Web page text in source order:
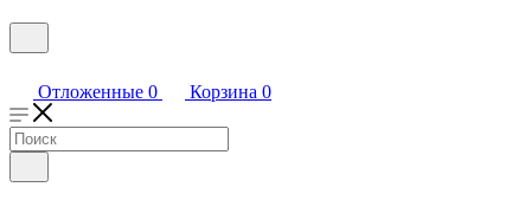
Отложенные 0 Корзина 0